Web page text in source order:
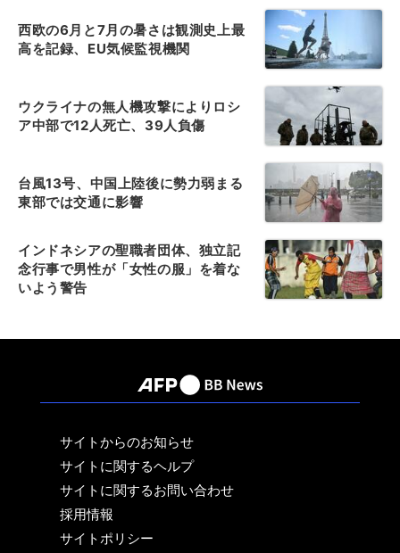
西欧の6月と7月の暑さは観測史上最
高を記録、EU気候監視機関
ウクライナの無人機攻撃によりロシ
ア中部で12人死亡、39人負傷
台風13号、中国上陸後に勢力弱まる
東部では交通に影響
インドネシアの聖職者団体、独立記
念行事で男性が「女性の服」を着な
いよう警告
サイトからのお知らせ
サイトに関するヘルプ
サイトに関するお問い合わせ
採用情報
サイトポリシー